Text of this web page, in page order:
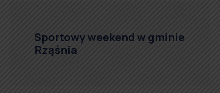
Sportowy weekend w gminie
Rząśnia